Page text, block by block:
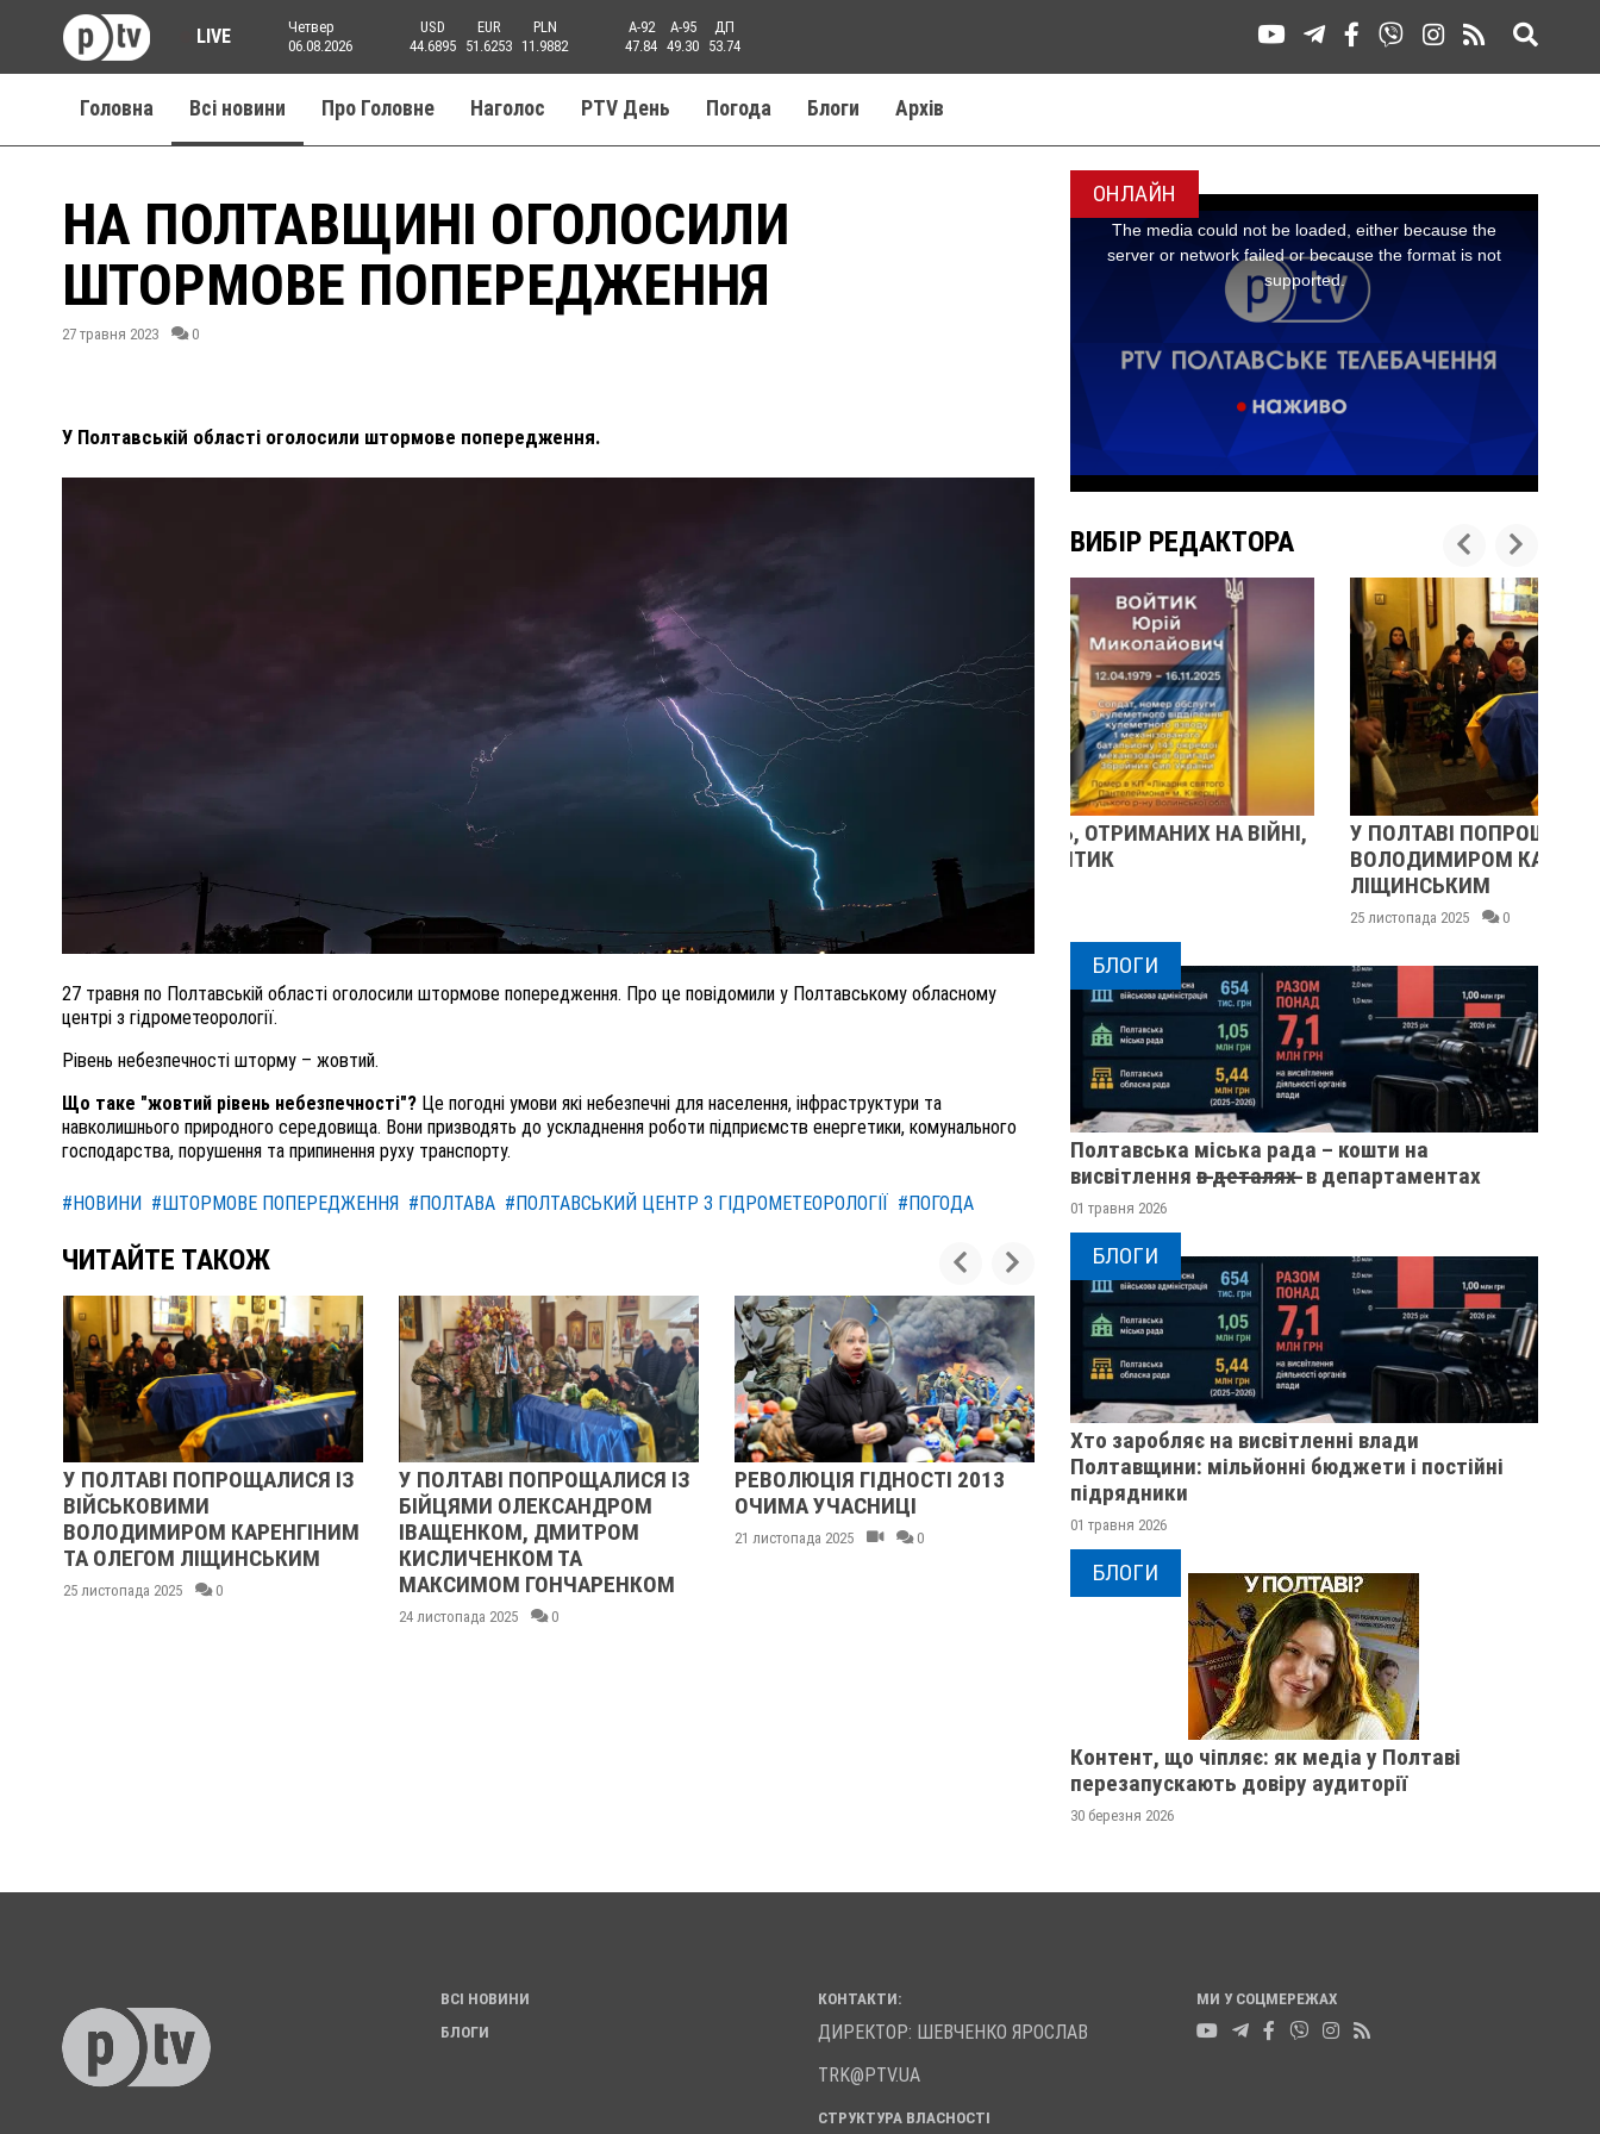
LIVE
Четвер
06.08.2026
USD
44.6895
EUR
51.6253
PLN
11.9882
A-92
47.84
A-95
49.30
ДП
53.74
Головна Всі новини Про Головне Наголос PTV День Погода Блоги Aрхів
НА ПОЛТАВЩИНІ ОГОЛОСИЛИ
ШТОРМОВЕ ПОПЕРЕДЖЕННЯ
27 травня 2023 0
У Полтавській області оголосили штормове попередження.
27 травня по Полтавській області оголосили штормове попередження. Про це повідомили у Полтавському обласному
центрі з гідрометеорології.
Рівень небезпечності шторму – жовтий.
Що таке "жовтий рівень небезпечності"? Це погодні умови які небезпечні для населення, інфраструктури та
навколишнього природного середовища. Вони призводять до ускладнення роботи підприємств енергетики, комунального
господарства, порушення та припинення руху транспорту.
#НОВИНИ #ШТОРМОВЕ ПОПЕРЕДЖЕННЯ #ПОЛТАВА #ПОЛТАВСЬКИЙ ЦЕНТР З ГІДРОМЕТЕОРОЛОГІЇ #ПОГОДА
ЧИТАЙТЕ ТАКОЖ
У ПОЛТАВІ ПОПРОЩАЛИСЯ ІЗ
ВІЙСЬКОВИМИ
ВОЛОДИМИРОМ КАРЕНГІНИМ
ТА ОЛЕГОМ ЛІЩИНСЬКИМ
25 листопада 2025 0
У ПОЛТАВІ ПОПРОЩАЛИСЯ ІЗ
БІЙЦЯМИ ОЛЕКСАНДРОМ
ІВАЩЕНКОМ, ДМИТРОМ
КИСЛИЧЕНКОМ ТА
МАКСИМОМ ГОНЧАРЕНКОМ
24 листопада 2025 0
РЕВОЛЮЦІЯ ГІДНОСТІ 2013
ОЧИМА УЧАСНИЦІ
21 листопада 2025 0
ЖІНКА ШТОВХНУЛА
ТЦКАШНИКА ПІД МАШИНУ -
МАШИНА НАЇХАЛА ЙОМУ НА
НОГУ
ПОЛТАВСЬКИМ
ОНЛАЙН
ВИБІР РЕДАКТОРА
ПОЛІЦІЯ ПОЛТАВЩИНИ РОЗШУКУЄ 62-РІЧНУ
26 листопада 2025 0
ВНАСЛІДОК ПОРАНЕНЬ, ОТРИМАНИХ НА ВІЙНІ,
ПОМЕР ВОЇН ЮРІЙ ВОЙТИК
У ПОЛТАВІ ПОПРОЩАЛИСЯ ІЗ ВІЙСЬКОВИМИ
ВОЛОДИМИРОМ КАРЕНГІНИМ ТА ОЛЕГОМ
БЛОГИ
Полтавська міська рада – кошти на
висвітлення в̶ ̶д̶е̶т̶а̶л̶я̶х̶ ̶ в департаментах
01 травня 2026
БЛОГИ
Хто заробляє на висвітленні влади
Полтавщини: мільйонні бюджети і постійні
підрядники
01 травня 2026
БЛОГИ
Контент, що чіпляє: як медіа у Полтаві
перезапускають довіру аудиторії
30 березня 2026
ВСІ НОВИНИ
БЛОГИ
КОНТАКТИ:
ДИРЕКТОР: ШЕВЧЕНКО ЯРОСЛАВ
TRK@PTV.UA
СТРУКТУРА ВЛАСНОСТІ
МИ У СОЦМЕРЕЖАХ